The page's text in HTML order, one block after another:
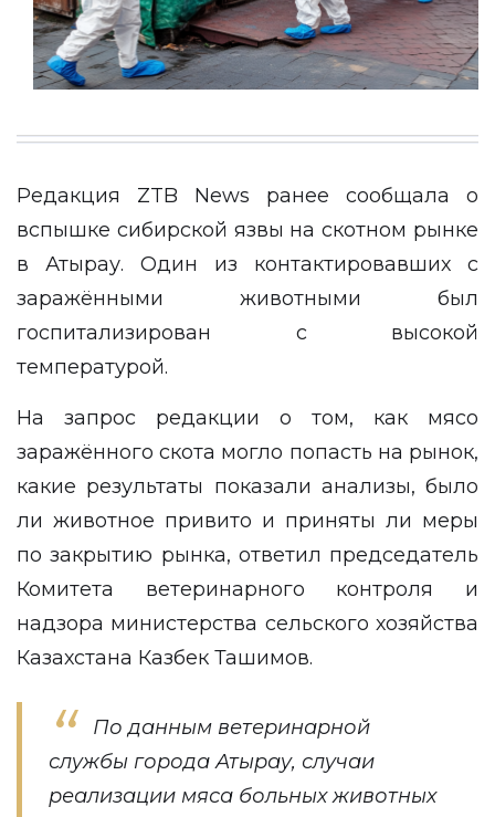
Редакция ZTB News ранее сообщала о
вспышке сибирской язвы на скотном рынке
в Атырау. Один из контактировавших с
заражёнными животными был
госпитализирован с высокой
температурой.
На запрос редакции о том, как мясо
заражённого скота могло попасть на рынок,
какие результаты показали анализы, было
ли животное привито и приняты ли меры
по закрытию рынка, ответил председатель
Комитета ветеринарного контроля и
надзора министерства сельского хозяйства
Казахстана Казбек Ташимов.
По данным ветеринарной
службы города Атырау, случаи
реализации мяса больных животных